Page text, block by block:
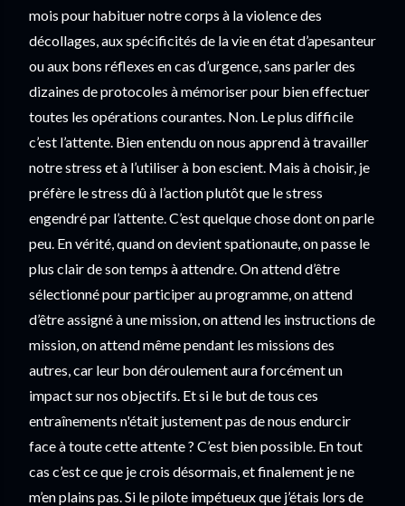
mois pour habituer notre corps à la violence des
décollages, aux spécificités de la vie en état d’apesanteur
ou aux bons réflexes en cas d’urgence, sans parler des
dizaines de protocoles à mémoriser pour bien effectuer
toutes les opérations courantes. Non. Le plus difficile
c’est l’attente. Bien entendu on nous apprend à travailler
notre stress et à l’utiliser à bon escient. Mais à choisir, je
préfère le stress dû à l’action plutôt que le stress
engendré par l’attente. C’est quelque chose dont on parle
peu. En vérité, quand on devient spationaute, on passe le
plus clair de son temps à attendre. On attend d’être
sélectionné pour participer au programme, on attend
d’être assigné à une mission, on attend les instructions de
mission, on attend même pendant les missions des
autres, car leur bon déroulement aura forcément un
impact sur nos objectifs. Et si le but de tous ces
entraînements n'était justement pas de nous endurcir
face à toute cette attente ? C’est bien possible. En tout
cas c’est ce que je crois désormais, et finalement je ne
m’en plains pas. Si le pilote impétueux que j’étais lors de